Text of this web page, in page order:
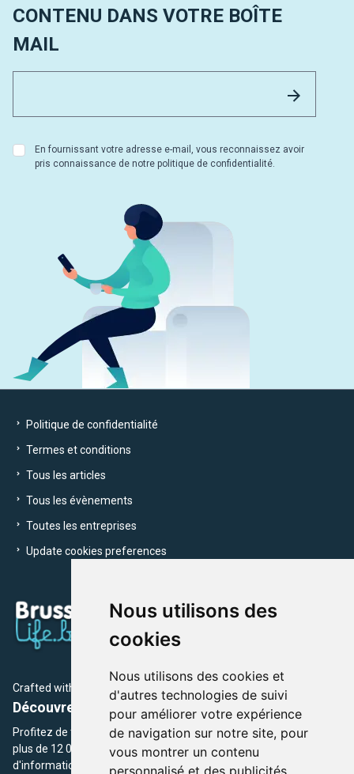
Nous utilisons des
cookies
Nous utilisons des cookies et
d'autres technologies de suivi
pour améliorer votre expérience
de navigation sur notre site, pour
vous montrer un contenu
personnalisé et des publicités
CONTENU DANS VOTRE BOÎTE
MAIL
En fournissant votre adresse e-mail, vous reconnaissez avoir
pris connaissance de notre politique de confidentialité.
Politique de confidentialité
Termes et conditions
Tous les articles
Tous les évènements
Toutes les entreprises
Update cookies preferences
Crafted with by Brusselslife Team
Découvrez plus de 12 000 adresses et événements
Profitez de toutes les sections de BrusselsLife.be et découvrez
plus de 12 000 adresses et un grand choix d'événements,
d'informations et de conseils et astuces de notre écriture.